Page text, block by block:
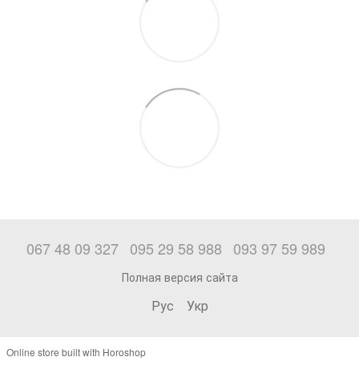
067 48 09 327 095 29 58 988 093 97 59 989
Полная версия сайта
Рус Укр
Online store built with Horoshop